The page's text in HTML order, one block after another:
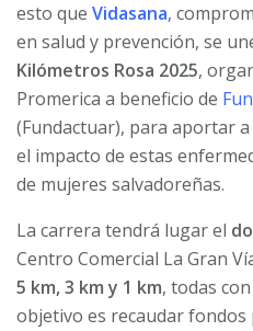
esto que Vidasana,
en salud y prevención, se
Kilómetros Rosa 2025,
Promerica a beneficio de
(Fundactuar), para aportar
el impacto de estas
de mujeres salvadoreñas.
La carrera tendrá lugar el
Centro Comercial La Gran
5 km, 3 km y 1 km, todas
objetivo es recaudar